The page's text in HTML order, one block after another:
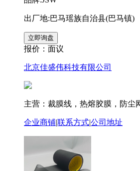
出厂地:巴马瑶族自治县(巴马镇)
报价： 面议
北京佳盛伟科技有限公司
主营：裁膜线，热熔胶膜，防尘
企业商铺|联系方式|公司地址